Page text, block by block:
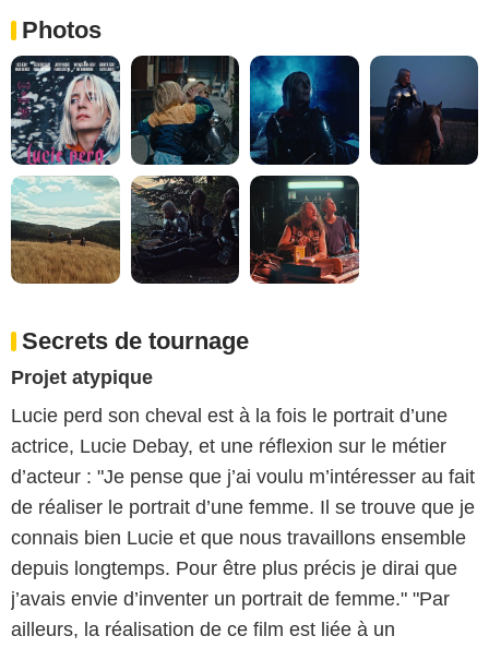
Photos
Secrets de tournage
Projet atypique
Lucie perd son cheval est à la fois le portrait d’une
actrice, Lucie Debay, et une réflexion sur le métier
d’acteur : "Je pense que j’ai voulu m’intéresser au fait
de réaliser le portrait d’une femme. Il se trouve que je
connais bien Lucie et que nous travaillons ensemble
depuis longtemps. Pour être plus précis je dirai que
j’avais envie d’inventer un portrait de femme." "Par
ailleurs, la réalisation de ce film est liée à un